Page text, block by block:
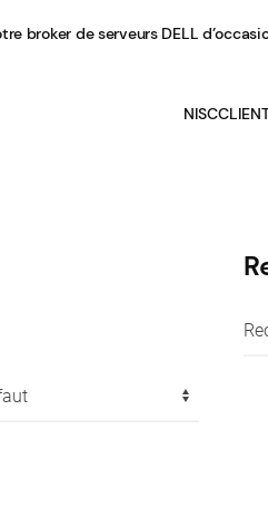
broker de serveurs DELL
NISC